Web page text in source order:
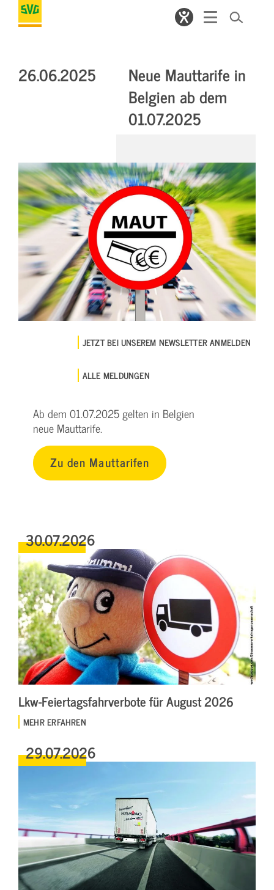
26.06.2025
Neue Mauttarife in
Belgien ab dem
01.07.2025
JETZT BEI UNSEREM NEWSLETTER ANMELDEN
ALLE MELDUNGEN
Ab dem 01.07.2025 gelten in Belgien
neue Mauttarife.
Zu den Mauttarifen
30.07.2026
Lkw-Feiertagsfahrverbote für August 2026
MEHR ERFAHREN
29.07.2026